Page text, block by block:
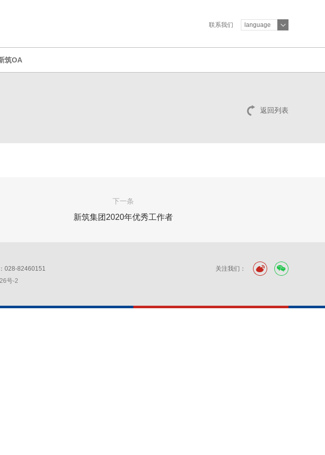
联系我们 language
筑OA
返回列表
下一条
新筑集团2020年优秀工作者
关注我们：
028-82460151
号-2